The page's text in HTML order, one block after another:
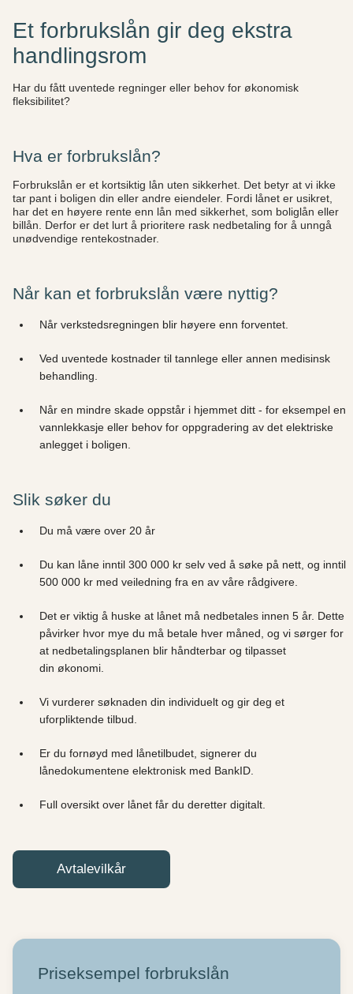
Et forbrukslån gir deg ekstra
handlingsrom
Har du fått uventede regninger eller behov for økonomisk
fleksibilitet?
Hva er forbrukslån?
Forbrukslån er et kortsiktig lån uten sikkerhet. Det betyr at vi ikke
tar pant i boligen din eller andre eiendeler. Fordi lånet er usikret,
har det en høyere rente enn lån med sikkerhet, som boliglån eller
billån. Derfor er det lurt å prioritere rask nedbetaling for å unngå
unødvendige rentekostnader.
Når kan et forbrukslån være nyttig?
Når verkstedsregningen blir høyere enn forventet.
Ved uventede kostnader til tannlege eller annen medisinsk
behandling.
Når en mindre skade oppstår i hjemmet ditt - for eksempel en
vannlekkasje eller behov for oppgradering av det elektriske
anlegget i boligen.
Slik søker du
Du må være over 20 år
Du kan låne inntil 300 000 kr selv ved å søke på nett, og inntil
500 000 kr med veiledning fra en av våre rådgivere.
Det er viktig å huske at lånet må nedbetales innen 5 år. Dette
påvirker hvor mye du må betale hver måned, og vi sørger for
at nedbetalingsplanen blir håndterbar og tilpasset
din økonomi.
Vi vurderer søknaden din individuelt og gir deg et
uforpliktende tilbud.
Er du fornøyd med lånetilbudet, signerer du
lånedokumentene elektronisk med BankID.
Full oversikt over lånet får du deretter digitalt.
Avtalevilkår
Priseksempel forbrukslån